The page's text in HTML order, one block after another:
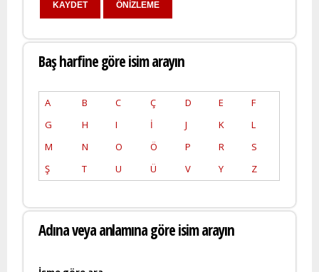
Baş harfine göre isim arayın
A B C Ç D E
F
G
H I İ J K
L
M
N O Ö P R
S
Ş
T U Ü V Y Z
Adına veya anlamına göre isim arayın